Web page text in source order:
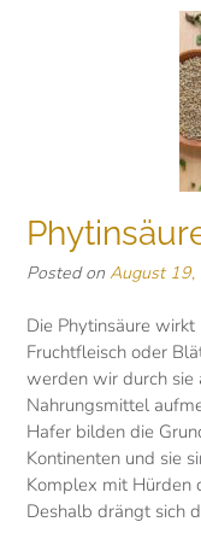
Posted on August
Die Phytinsäure
Fruchtfleisch oder
werden wir durch sie
Nahrungsmittel
Hafer bilden die
Kontinenten und sie
Komplex mit Hürden
Deshalb drängt sich